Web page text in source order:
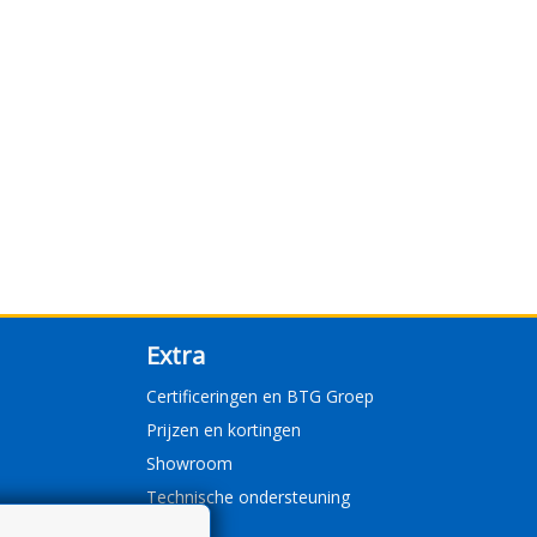
Extra
Certificeringen en BTG Groep
Prijzen en kortingen
Showroom
Technische ondersteuning